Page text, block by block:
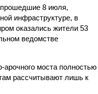
8 июля,
инфраструктуре, в
оказались жители 53
ведомстве
арочного моста полностью
рассчитывают лишь к